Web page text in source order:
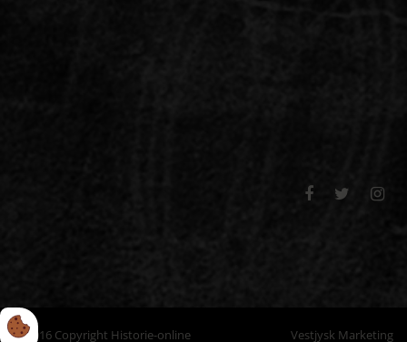
  
© 2016 Copyright Historie-online Vestjysk Marketing